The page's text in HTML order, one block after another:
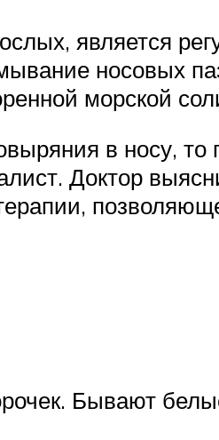
является
носовых
морской
в носу, то
Доктор
Бывают